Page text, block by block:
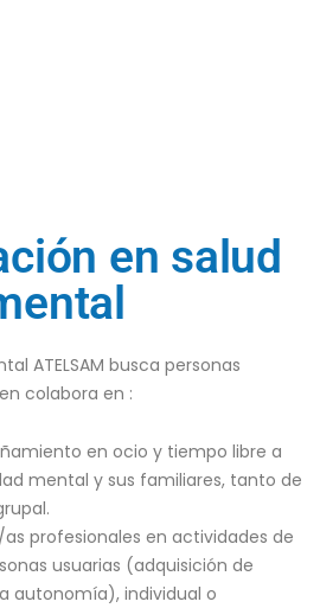
en salud
ATELSAM busca personas
colabora en :
en ocio y tiempo libre a
mental y sus familiares, tanto de
profesionales en actividades de
usuarias (adquisición de
autonomía), individual o